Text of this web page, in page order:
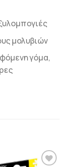
μολυβιών
γόμα,